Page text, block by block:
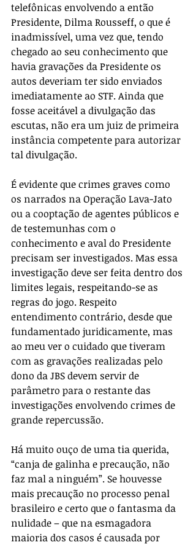
telefônicas envolvendo a então
Presidente, Dilma Rousseff, o que é
inadmissível, uma vez que, tendo
chegado ao seu conhecimento que
havia gravações da Presidente os
autos deveriam ter sido enviados
imediatamente ao STF. Ainda que
fosse aceitável a divulgação das
escutas, não era um juiz de primeira
instância competente para autorizar
tal divulgação.
É evidente que crimes graves como
os narrados na Operação Lava-Jato
ou a cooptação de agentes públicos e
de testemunhas com o
conhecimento e aval do Presidente
precisam ser investigados. Mas essa
investigação deve ser feita dentro dos
limites legais, respeitando-se as
regras do jogo. Respeito
entendimento contrário, desde que
fundamentado juridicamente, mas
ao meu ver o cuidado que tiveram
com as gravações realizadas pelo
dono da JBS devem servir de
parâmetro para o restante das
investigações envolvendo crimes de
grande repercussão.
Há muito ouço de uma tia querida,
“canja de galinha e precaução, não
faz mal a ninguém”. Se houvesse
mais precaução no processo penal
brasileiro e certo que o fantasma da
nulidade – que na esmagadora
maioria dos casos é causada por